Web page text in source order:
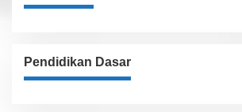
Pendidikan Dasar